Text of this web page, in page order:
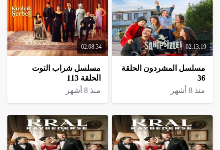
02:13:19
مسلسل المشردون الحلقة
36
منذ 8 أشهر
02:08:34
مسلسل شراب التوت
الحلقة 113
منذ 8 أشهر